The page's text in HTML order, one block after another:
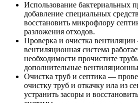
Использование бактериальных
добавление специальных
восстановить микрофлору
разложения отходов.
Проверка и очистка
вентиляционная система
необходимости прочистите
дополнительные
Очистка труб и септика —
очистку труб и откачку ила из
устранить засоры и